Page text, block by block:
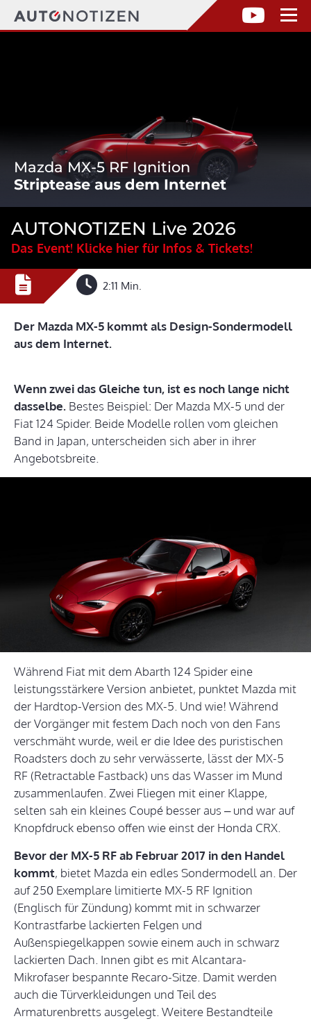
Mazda MX-5 RF Ignition
Striptease aus dem Internet
AUTONOTIZEN Live 2026
Das Event! Klicke hier für Infos & Tickets!
2:11 Min.
Der Mazda MX-5 kommt als Design-Sondermodell
aus dem Internet.
Wenn zwei das Gleiche tun, ist es noch lange nicht
dasselbe. Bestes Beispiel: Der Mazda MX-5 und der
Fiat 124 Spider. Beide Modelle rollen vom gleichen
Band in Japan, unterscheiden sich aber in ihrer
Angebotsbreite.
Während Fiat mit dem Abarth 124 Spider eine
leistungsstärkere Version anbietet, punktet Mazda mit
der Hardtop-Version des MX-5. Und wie! Während
der Vorgänger mit festem Dach noch von den Fans
verschmäht wurde, weil er die Idee des puristischen
Roadsters doch zu sehr verwässerte, lässt der MX-5
RF (Retractable Fastback) uns das Wasser im Mund
zusammenlaufen. Zwei Fliegen mit einer Klappe,
selten sah ein kleines Coupé besser aus – und war auf
Knopfdruck ebenso offen wie einst der Honda CRX.
Bevor der MX-5 RF ab Februar 2017 in den Handel
kommt, bietet Mazda ein edles Sondermodell an. Der
auf 250 Exemplare limitierte MX-5 RF Ignition
(Englisch für Zündung) kommt mit in schwarzer
Kontrastfarbe lackierten Felgen und
Außenspiegelkappen sowie einem auch in schwarz
lackierten Dach. Innen gibt es mit Alcantara-
Mikrofaser bespannte Recaro-Sitze. Damit werden
auch die Türverkleidungen und Teil des
Armaturenbretts ausgelegt. Weitere Bestandteile